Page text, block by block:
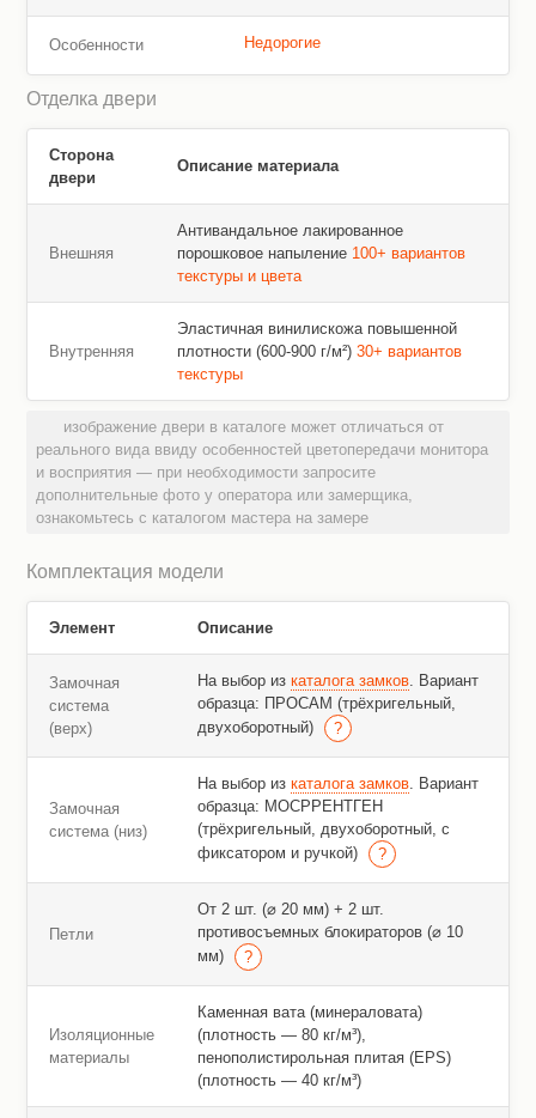
Особенности Недорогие
Отделка двери
Сторона
двери
Описание материала
Внешняя
Антивандальное лакированное
порошковое напыление 100+ вариантов
текстуры и цвета
Внутренняя
Эластичная винилискожа повышенной
плотности (600-900 г/м²) 30+ вариантов
текстуры
изображение двери в каталоге может отличаться от
реального вида ввиду особенностей цветопередачи монитора
и восприятия — при необходимости запросите
дополнительные фото у оператора или замерщика,
ознакомьтесь с каталогом мастера на замере
Комплектация модели
Элемент Описание
Замочная
система
(верх)
На выбор из каталога замков. Вариант
образца: ПРОСАМ (трёхригельный,
двухоборотный)
Замочная
система (низ)
На выбор из каталога замков. Вариант
образца: МОСРРЕНТГЕН
(трёхригельный, двухоборотный, с
фиксатором и ручкой)
Петли
От 2 шт. (⌀ 20 мм) + 2 шт.
противосъемных блокираторов (⌀ 10
мм)
Изоляционные
материалы
Каменная вата (минераловата)
(плотность — 80 кг/м³),
пенополистирольная плитая (EPS)
(плотность — 40 кг/м³)